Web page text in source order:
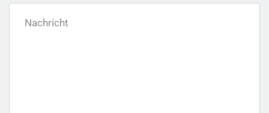
Nachricht